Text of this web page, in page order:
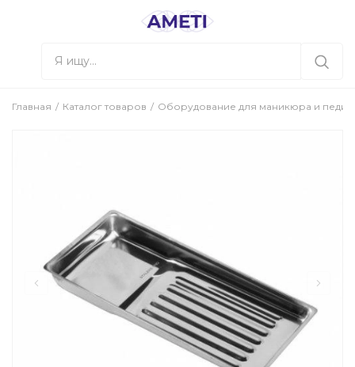
Главная Каталог товаров Оборудование для маникюра и